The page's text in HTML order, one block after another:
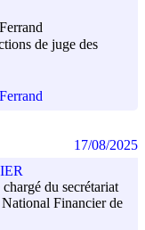
de juge des
du secrétariat
Financier de
17/08/2025